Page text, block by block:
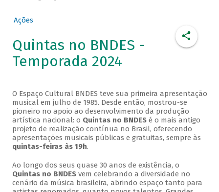
Ações
Quintas no BNDES -
Temporada 2024
O Espaço Cultural BNDES teve sua primeira apresentação
musical em julho de 1985. Desde então, mostrou-se
pioneiro no apoio ao desenvolvimento da produção
artística nacional: o Quintas no BNDESé o mais antigo
projeto de realização contínua no Brasil, oferecendo
apresentações musicais públicas e gratuitas, sempre às
quintas-feiras às 19h.
Ao longo dos seus quase 30 anos de existência, o
Quintas no BNDESvem celebrando a diversidade no
cenário da música brasileira, abrindo espaço tanto para